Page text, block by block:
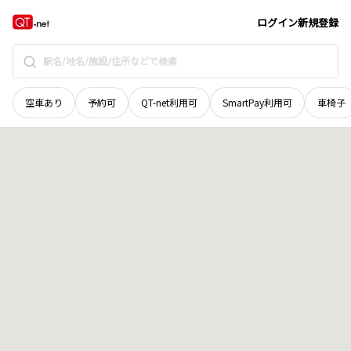
ログイン新規登録
空車あり 予約可 QT-net利用可 SmartPay利用可 車椅子
山梨県